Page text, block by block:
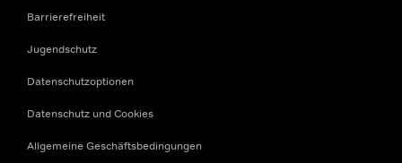
Barrierefreiheit
Jugendschutz
Datenschutzoptionen
Datenschutz und Cookies
Allgemeine Geschäftsbedingungen